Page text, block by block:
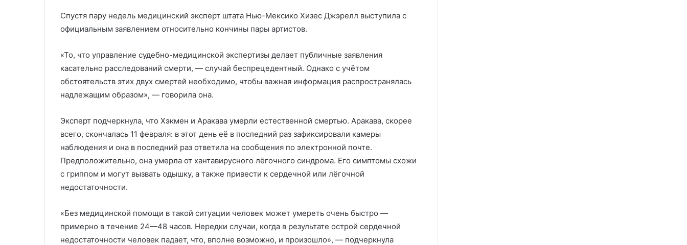
Спустя пару недель медицинский эксперт штата Нью-Мексико Хизес Джэрелл выступила с
официальным заявлением относительно кончины пары артистов.
«То, что управление судебно-медицинской экспертизы делает публичные заявления
касательно расследований смерти, — случай беспрецедентный. Однако с учётом
обстоятельств этих двух смертей необходимо, чтобы важная информация распространялась
надлежащим образом», — говорила она.
Эксперт подчеркнула, что Хэкмен и Аракава умерли естественной смертью. Аракава, скорее
всего, скончалась 11 февраля: в этот день её в последний раз зафиксировали камеры
наблюдения и она в последний раз ответила на сообщения по электронной почте.
Предположительно, она умерла от хантавирусного лёгочного синдрома. Его симптомы схожи
с гриппом и могут вызвать одышку, а также привести к сердечной или лёгочной
недостаточности.
«Без медицинской помощи в такой ситуации человек может умереть очень быстро —
примерно в течение 24—48 часов. Нередки случаи, когда в результате острой сердечной
недостаточности человек падает, что, вполне возможно, и произошло», — подчеркнула